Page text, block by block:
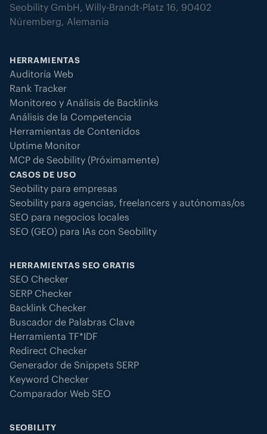
Seobility GmbH, Willy-Brandt-Platz 16, 90402
Núremberg, Alemania
HERRAMIENTAS
Auditoría Web
Rank Tracker
Monitoreo y Análisis de Backlinks
Análisis de la Competencia
Herramientas de Contenidos
Uptime Monitor
MCP de Seobility (Próximamente)
CASOS DE USO
Seobility para empresas
Seobility para agencias, freelancers y autónomas/os
SEO para negocios locales
SEO (GEO) para IAs con Seobility
HERRAMIENTAS SEO GRATIS
SEO Checker
SERP Checker
Backlink Checker
Buscador de Palabras Clave
Herramienta TF*IDF
Redirect Checker
Generador de Snippets SERP
Keyword Checker
Comparador Web SEO
SEOBILITY